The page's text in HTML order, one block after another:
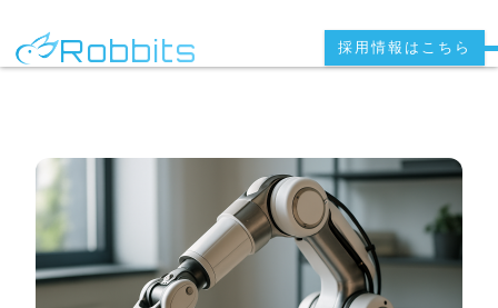
Robbits 採用情報はこちら